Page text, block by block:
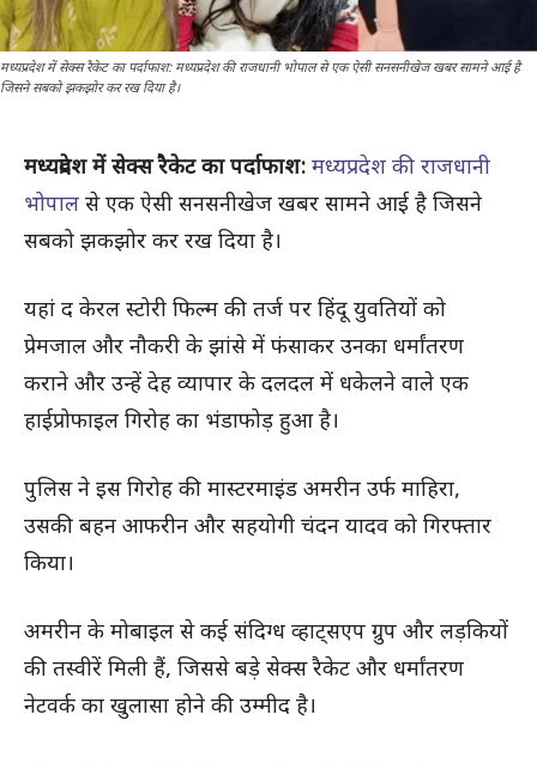
मध्यप्रदेश में सेक्स रैकेट का पर्दाफाश: मध्यप्रदेश की राजधानी भोपाल से एक ऐसी सनसनीखेज खबर सामने आई है
जिसने सबको झकझोर कर रख दिया है।
मध्यप्रदेश में सेक्स रैकेट का पर्दाफाश: मध्यप्रदेश की राजधानी
भोपाल से एक ऐसी सनसनीखेज खबर सामने आई है जिसने
सबको झकझोर कर रख दिया है।
यहां द केरल स्टोरी फिल्म की तर्ज पर हिंदू युवतियों को
प्रेमजाल और नौकरी के झांसे में फंसाकर उनका धर्मांतरण
कराने और उन्हें देह व्यापार के दलदल में धकेलने वाले एक
हाईप्रोफाइल गिरोह का भंडाफोड़ हुआ है।
पुलिस ने इस गिरोह की मास्टरमाइंड अमरीन उर्फ माहिरा,
उसकी बहन आफरीन और सहयोगी चंदन यादव को गिरफ्तार
किया।
अमरीन के मोबाइल से कई संदिग्ध व्हाट्सएप ग्रुप और लड़कियों
की तस्वीरें मिली हैं, जिससे बड़े सेक्स रैकेट और धर्मांतरण
नेटवर्क का खुलासा होने की उम्मीद है।